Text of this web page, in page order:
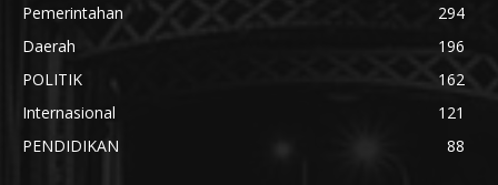
Pemerintahan
294
Daerah
196
POLITIK
162
Internasional
121
PENDIDIKAN
88